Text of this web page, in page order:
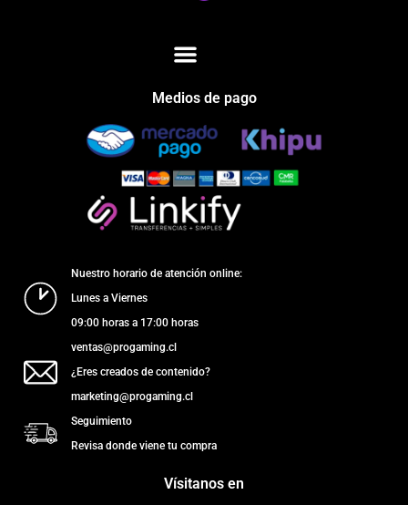
Medios de pago
Nuestro horario de atención online:
Lunes a Viernes
09:00 horas a 17:00 horas
ventas@progaming.cl
¿Eres creados de contenido?
marketing@progaming.cl
Seguimiento
Revisa donde viene tu compra
Vísitanos en